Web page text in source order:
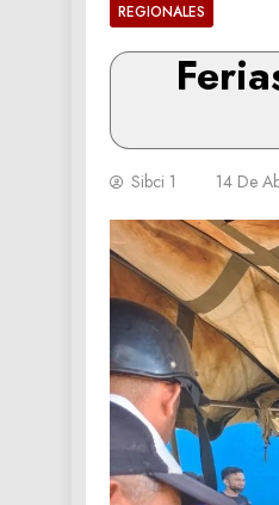
REGIONALES
Sibci 1 14 De